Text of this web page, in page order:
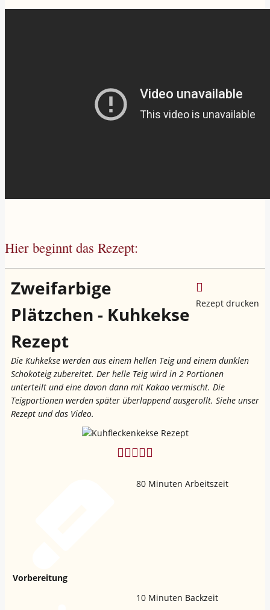
Hier beginnt das Rezept:
Rezept drucken
Zweifarbige
Plätzchen - Kuhkekse
Rezept
Die Kuhkekse werden aus einem hellen Teig und einem dunklen
Schokoteig zubereitet. Der helle Teig wird in 2 Portionen
unterteilt und eine davon dann mit Kakao vermischt. Die
Teigportionen werden später überlappend ausgerollt. Siehe unser
Rezept und das Video.
Vorbereitung
80 Minuten Arbeitszeit
10 Minuten Backzeit